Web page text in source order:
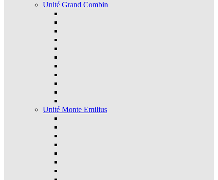
Unité Grand Combin
Unité Monte Emilius